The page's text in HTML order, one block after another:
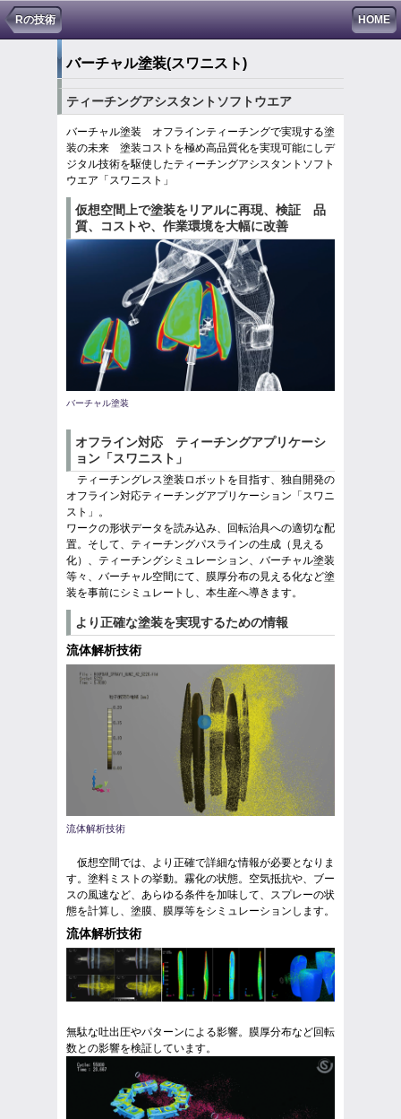
HOME
Rの技術
バーチャル塗装(スワニスト)
ティーチングアシスタントソフトウエア
バーチャル塗装 オフラインティーチングで実現する塗
装の未来 塗装コストを極め高品質化を実現可能にしデ
ジタル技術を駆使したティーチングアシスタントソフト
ウエア「スワニスト」
仮想空間上で塗装をリアルに再現、検証 品
質、コストや、作業環境を大幅に改善
バーチャル塗装
オフライン対応 ティーチングアプリケーシ
ョン「スワニスト」
ティーチングレス塗装ロボットを目指す、独自開発の
オフライン対応ティーチングアプリケーション「スワニ
スト」。
ワークの形状データを読み込み、回転治具への適切な配
置。そして、ティーチングパスラインの生成（見える
化）、ティーチングシミュレーション、バーチャル塗装
等々、バーチャル空間にて、膜厚分布の見える化など塗
装を事前にシミュレートし、本生産へ導きます。
より正確な塗装を実現するための情報
流体解析技術
流体解析技術
仮想空間では、より正確で詳細な情報が必要となりま
す。塗料ミストの挙動。霧化の状態。空気抵抗や、ブー
スの風速など、あらゆる条件を加味して、スプレーの状
態を計算し、塗膜、膜厚等をシミュレーションします。
流体解析技術
無駄な吐出圧やパターンによる影響。膜厚分布など回転
数との影響を検証しています。